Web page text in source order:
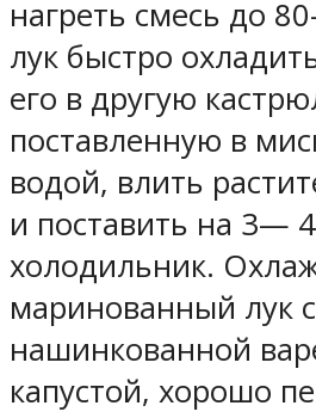
нагреть смесь до
лук быстро
его в другую
поставленную в
водой, влить
и поставить на 3—
холодильник.
маринованный лук
нашинкованной
капустой, хорошо